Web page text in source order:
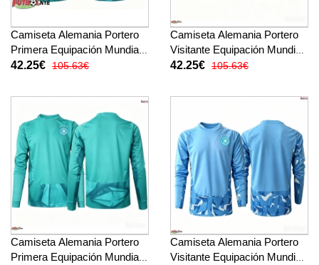
Camiseta Alemania Portero
Primera Equipación Mundial
2026 manga corta
42.25€ 105.63€
Camiseta Alemania Portero
Visitante Equipación Mundial
2026 manga corta
42.25€ 105.63€
Camiseta Alemania Portero
Primera Equipación Mundial
Camiseta Alemania Portero
Visitante Equipación Mundial